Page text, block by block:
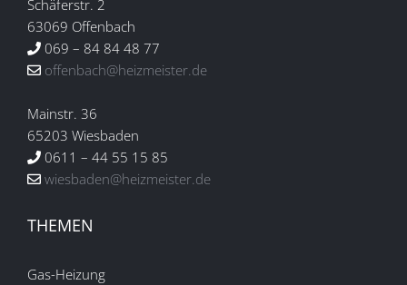
Schäferstr. 2
63069 Offenbach
069 – 84 84 48 77
offenbach@heizmeister.de
Mainstr. 36
65203 Wiesbaden
0611 – 44 55 15 85
wiesbaden@heizmeister.de
THEMEN
Gas-Heizung